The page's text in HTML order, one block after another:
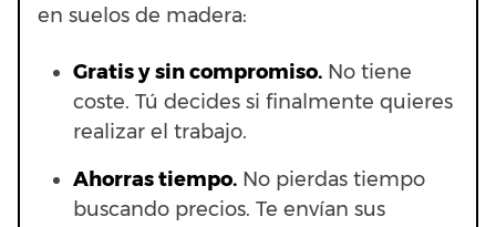
en suelos de madera:
Gratis y sin compromiso. No tiene
coste. Tú decides si finalmente quieres
realizar el trabajo.
Ahorras tiempo. No pierdas tiempo
buscando precios. Te envían sus